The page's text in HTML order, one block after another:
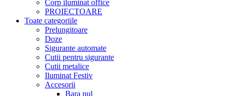
Corp iluminat office
PROIECTOARE
Toate categoriile
Prelungitoare
Doze
Sigurante automate
Cutii pentru sigurante
Cutii metalice
Iluminat Festiv
Accesorii
Bara nul